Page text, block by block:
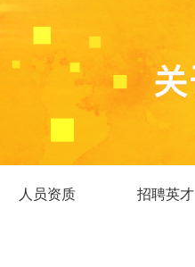
人员资质 招聘英才